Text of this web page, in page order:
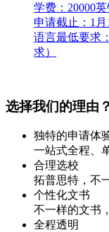
学费：20000
申请截止：1月
语言最低要求
求）
选择我们的理由？
独特的申请体
一站式全程、
合理选校
拓普思特，不
个性化文书
不一样的文书
全程透明